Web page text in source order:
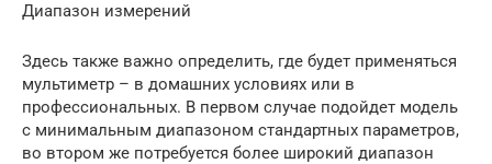
Диапазон измерений
Здесь также важно определить, где будет применяться
мультиметр – в домашних условиях или в
профессиональных. В первом случае подойдет модель
с минимальным диапазоном стандартных параметров,
во втором же потребуется более широкий диапазон